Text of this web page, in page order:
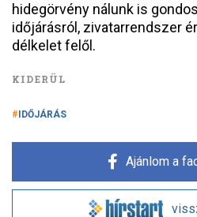
hidegörvény nálunk is
időjárásról, zivatarrendszer
délkelet felől.
KIDERÜL
IDŐJÁRÁS
Ajánlom a